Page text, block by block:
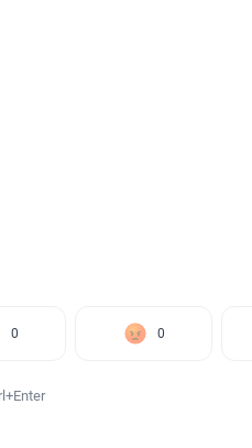
0 0